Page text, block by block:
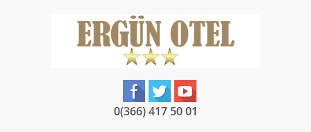
0(366) 417 50 01